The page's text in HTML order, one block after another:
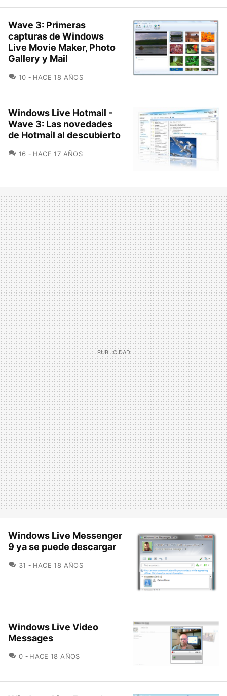
Wave 3: Primeras
capturas de Windows
Live Movie Maker, Photo
Gallery y Mail
10 COMENTARIOS
HACE 18 AÑOS
Windows Live Hotmail -
Wave 3: Las novedades
de Hotmail al descubierto
16 COMENTARIOS
HACE 17 AÑOS
Windows Live Messenger
9 ya se puede descargar
31 COMENTARIOS
HACE 18 AÑOS
Windows Live Video
Messages
0 COMENTARIOS
HACE 18 AÑOS